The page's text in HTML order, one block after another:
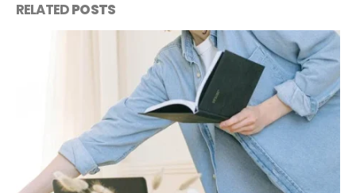
RELATEDPOSTS